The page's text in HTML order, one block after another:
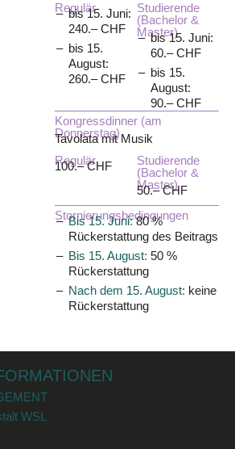
Regulär
bis 15. Juni:
240.– CHF
bis 15.
August:
260.– CHF
Studierende
(Bachelor &
Master)
bis 15. Juni:
60.– CHF
bis 15.
August:
90.– CHF
Kongressdinner (am
Donnerstag)
Tavolata mit Musik
Regulär
100.– CHF
Studierende
(Bachelor &
Master)
50.– CHF
Stornierungsbedingungen
Bis 15. Juni:80 %
Rückerstattung des Beitrags
Bis 15. August: 50 %
Rückerstattung
Nach dem 15. August: keine
Rückerstattung
WSL